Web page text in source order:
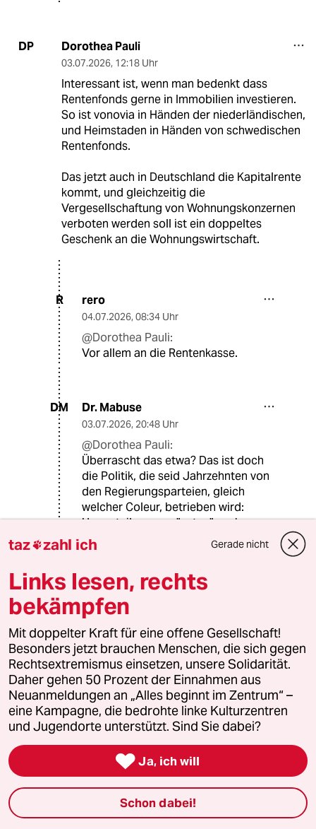
DP Dorothea Pauli
03.07.2026, 12:18 Uhr
Interessant ist, wenn man bedenkt dass
Rentenfonds gerne in Immobilien investieren.
So ist vonovia in Händen der niederländischen,
und Heimstaden in Händen von schwedischen
Rentenfonds.
Das jetzt auch in Deutschland die Kapitalrente
kommt, und gleichzeitig die
Vergesellschaftung von Wohnungskonzernen
verboten werden soll ist ein doppeltes
Geschenk an die Wohnungswirtschaft.
R rero
04.07.2026, 08:34 Uhr
@Dorothea Pauli:
Vor allem an die Rentenkasse.
DM Dr. Mabuse
03.07.2026, 20:48 Uhr
@Dorothea Pauli:
Überrascht das etwa? Das ist doch
die Politik, die seid Jahrzehnten von
den Regierungsparteien, gleich
welcher Coleur, betrieben wird:
Umverteilung von "unten" nach
"oben"! -- Und da wundern sich die
ökonomisch Bessergestelten (Wer
alten Medien?), warum der deutsche
Michel sein Kreuz nicht mehr bei
diesen Parteien machen will, sondern
zunehmend nach einer Alternative
sucht.
Bolzkopf
03.07.2026,11:24 Uhr
arm und die Reichen reich zu machen so klar
erkennbar dass man das einfach nicht mehr
leugnen kann.
Und da muss man leider alle etablierten
Parteien in einen Sack stecken.
taz zahl ich Gerade nicht
Links lesen, rechts
bekämpfen
Mit doppelter Kraft für eine offene Gesellschaft!
Besonders jetzt brauchen Menschen, die sich gegen
Rechtsextremismus einsetzen, unsere Solidarität.
Daher gehen 50 Prozent der Einnahmen aus
Neuanmeldungen an „Alles beginnt im Zentrum“ –
eine Kampagne, die bedrohte linke Kulturzentren
und Jugendorte unterstützt. Sind Sie dabei?
 Ja, ich will
Schon dabei!